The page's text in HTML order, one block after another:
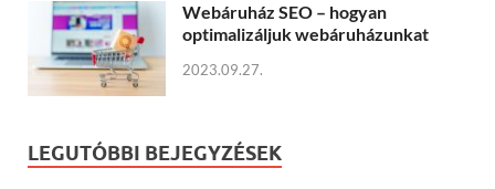
Webáruház SEO – hogyan
optimalizáljuk webáruházunkat
2023.09.27.
LEGUTÓBBI BEJEGYZÉSEK